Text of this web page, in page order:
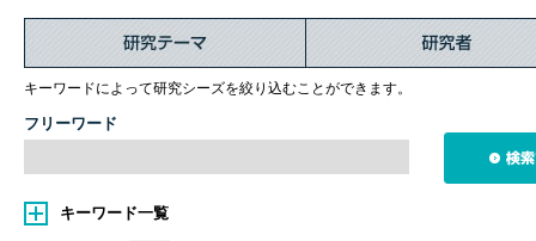
キーワードによって研究シーズを絞り込むことができます。
フリーワード
キーワード一覧